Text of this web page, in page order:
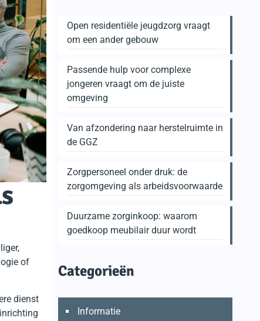
of
dienst
Open residentiële jeugdzorg vraagt
om een ander gebouw
Passende hulp voor complexe
jongeren vraagt om de juiste
omgeving
Van afzondering naar herstelruimte in
de GGZ
Zorgpersoneel onder druk: de
zorgomgeving als arbeidsvoorwaarde
Duurzame zorginkoop: waarom
goedkoop meubilair duur wordt
Categorieën
Informatie